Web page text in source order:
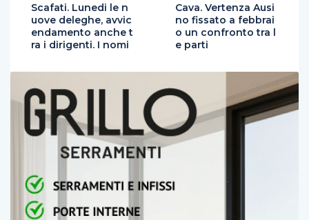
Scafati. Lunedi le n
uove deleghe, avvic
endamento anche t
ra i dirigenti. I nomi
Cava. Vertenza Ausi
no fissato a febbrai
o un confronto tra l
e parti